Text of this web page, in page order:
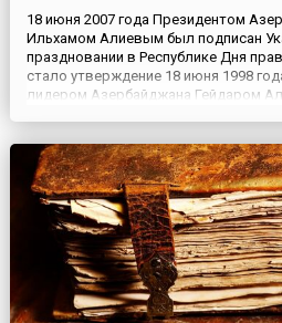
18 июня 2007 года Президентом
Ильхамом Алиевым был подписан
праздновании в Республике Дня
стало утверждение 18 июня 1998
лидером Азербайджана Гейдаром
определено о...